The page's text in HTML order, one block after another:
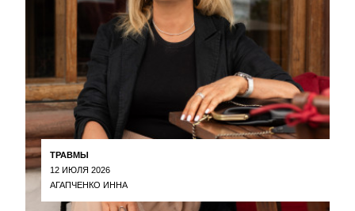
ТРАВМЫ
12 ИЮЛЯ 2026
АГАПЧЕНКО ИННА